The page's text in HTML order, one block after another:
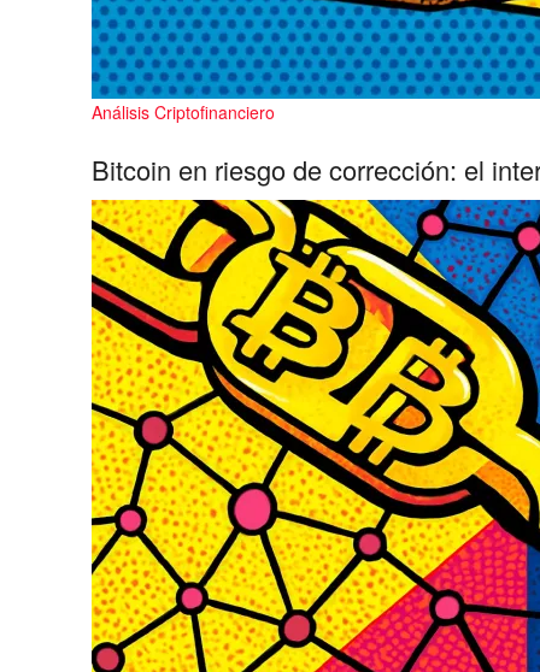
Análisis Criptofinanciero
Bitcoin en riesgo de corrección: el